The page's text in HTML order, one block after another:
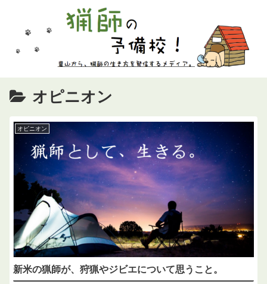
オピニオン
オピニオン
新米の猟師が、狩猟やジビエについて思うこと。